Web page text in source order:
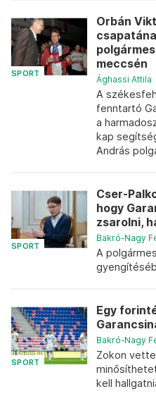
SPORT
Orbán
meccsén
Ághassi Attila
A
fenntartó
a
kap
András
SPORT
Cser-
hogy
zsarolni,
Bakró-Nagy
A
SPORT
Egy
Bakró-Nagy
Zokon
kell